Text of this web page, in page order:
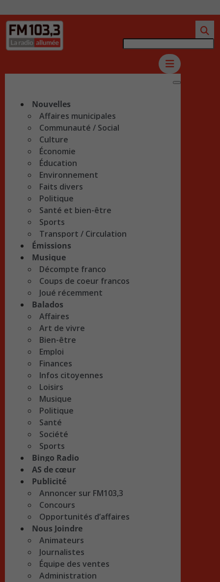
Nouvelles
Affaires municipales
Communauté / Social
Culture
Économie
Éducation
Environnement
Faits divers
Politique
Santé et bien-être
Sports
Transport / Circulation
Émissions
Musique
Décompte franco
Coups de coeur francos
Joué récemment
Balados
Affaires
Art de vivre
Bien-être
Emploi
Finances
Infos citoyennes
Loisirs
Musique
Politique
Santé
Société
Sports
Bingo Radio
AS de cœur
Publicité
Annoncer sur FM103,3
Concours
Opportunités d’affaires
Nous Joindre
Animateurs
Journalistes
Équipe des ventes
Administration